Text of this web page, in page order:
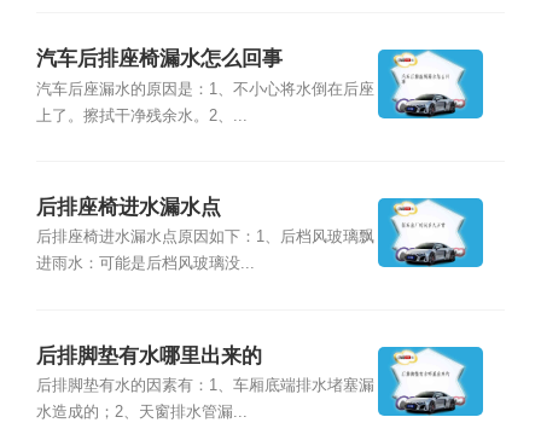
汽车后排座椅漏水怎么回事
汽车后座漏水的原因是：1、不小心将水倒在后座
上了。擦拭干净残余水。2、...
后排座椅进水漏水点
后排座椅进水漏水点原因如下：1、后档风玻璃飘
进雨水：可能是后档风玻璃没...
后排脚垫有水哪里出来的
后排脚垫有水的因素有：1、车厢底端排水堵塞漏
水造成的；2、天窗排水管漏...